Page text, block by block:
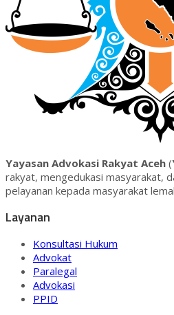
Yayasan Advokasi Rakyat Aceh (
rakyat, mengedukasi masyarakat,
pelayanan kepada masyarakat
Layanan
Konsultasi Hukum
Advokat
Paralegal
Advokasi
PPID